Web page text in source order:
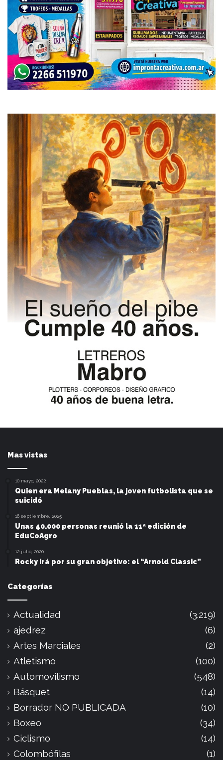
Mas vistas
10 mayo, 2022
Quien era Melany Pueblas, la joven futbolista que se
suicidó
16 septiembre, 2025
Unas 40.000 personas reunió la 11ª edición de
EduCoAgro
12 julio, 2020
Rocky irá por su gran objetivo: el “Arnold Classic”
Categorías
Actualidad
(3.219)
ajedrez
(6)
Artes Marciales
(2)
Atletismo
(100)
Automovilismo
(548)
Básquet
(14)
Borrador NO PUBLICADA
(10)
Boxeo
(34)
Ciclismo
(14)
Colombófilas
(1)